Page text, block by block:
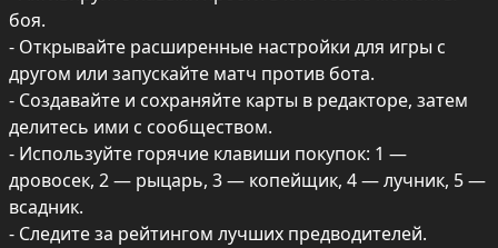
боя.
- Открывайте расширенные настройки для игры с
другом или запускайте матч против бота.
- Создавайте и сохраняйте карты в редакторе, затем
делитесь ими с сообществом.
- Используйте горячие клавиши покупок: 1 —
дровосек, 2 — рыцарь, 3 — копейщик, 4 — лучник, 5 —
всадник.
- Следите за рейтингом лучших предводителей.